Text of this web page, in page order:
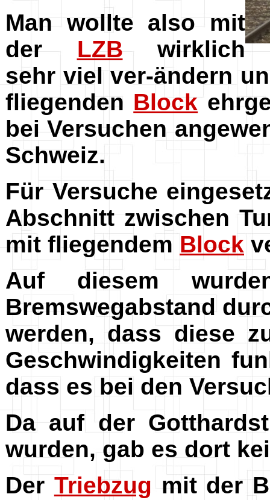
Man wollte also mit
der LZB wirklich
sehr viel ver-ändern
fliegenden Block
bei Versuchen
Schweiz.
Für Versuche
Abschnitt zwischen
mit fliegendem Block
Auf diesem
Bremswegabstand
werden, dass diese
Geschwindigkeiten
dass es bei den
Da auf der
wurden, gab es dort
Der Triebzug mit der